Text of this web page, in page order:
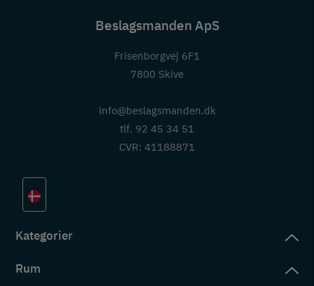
Beslagsmanden ApS
Frisenborgvej 6F1
7800 Skive
info@beslagsmanden.dk
tlf. 92 45 34 51
CVR: 41188871
Kategorier
Rum